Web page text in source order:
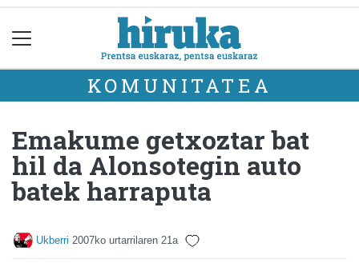
KOMUNITATEA
Emakume getxoztar bat
hil da Alonsotegin auto
batek harraputa
Ukberri 2007ko urtarrilaren 21a